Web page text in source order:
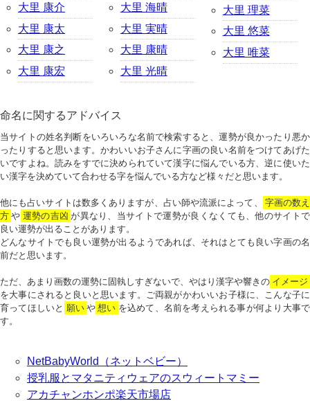
大里 康介
大里 康太
大里 康之
大里 康宏
大里 海晴
大里 実晴
大里 康晴
大里 光晴
大里 理菜
大里 悠菜
大里 唯菜
命名に関するアドバイス
当サイトの姓名判断をいろいろな名前で検索すると、運勢が良かったり悪か
ったりすると思います。かわいいお子さんに字画の良い名前をつけてあげた
いですよね。読みをすでに決められていて漢字に悩んでいる方、逆に使いた
い漢字を決めていて合わせる字を悩んでいる方など様々だと思います。
他にも占いサイトは数多くありますが、占い師や流派によって、
字画の数え
方 や 運勢の吉凶 が異なり、当サイトで運勢が良くなくても、他のサイトで
良い運勢が出ることがあります。
どんなサイトでも良い運勢が出るようであれば、それはとても良い字画の名
前だと思います。
ただ、あまり画数の運勢に固執しすぎないで、やはり漢字や響きの イメージ
を大事にされると良いと思います。ご両親がかわいいお子様に、こんな子に
育ってほしいと 願い や 想い を込めて、名前を考えられる事が何より大事で
す。
NetBabyWorld（ネットベビー）
授乳服とマタニティウェアのスウィートマミー
アカチャンホンポ楽天市場店